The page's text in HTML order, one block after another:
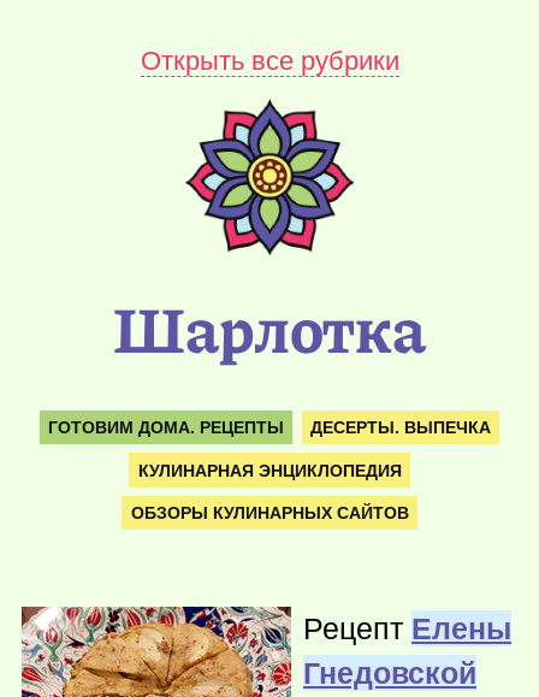
Открыть все рубрики
Шарлотка
ГОТОВИМ ДОМА. РЕЦЕПТЫ ДЕСЕРТЫ. ВЫПЕЧКА
КУЛИНАРНАЯ ЭНЦИКЛОПЕДИЯ
ОБЗОРЫ КУЛИНАРНЫХ САЙТОВ
Рецепт Елены
Гнедовской